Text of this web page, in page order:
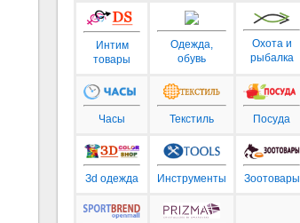
Интим
товары
Одежда,
обувь
Охота и
рыбалка
Часы Текстиль Посуда
Зd одежда Инструменты Зоотовары